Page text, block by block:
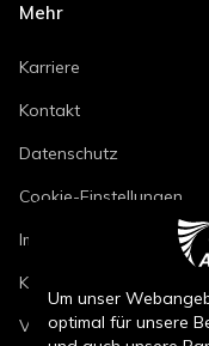
Mehr
Karriere
Kontakt
Datenschutz
Cookie-Einstellungen
Impressum
Kfz-
Verkaufsbedingungen
Um unser
optimal für unsere